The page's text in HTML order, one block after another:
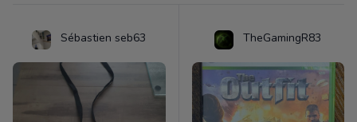
Sébastien seb63 TheGamingR83